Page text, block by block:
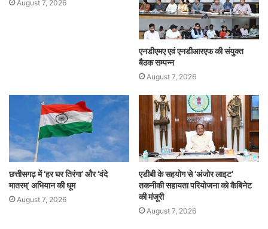
August 7, 2026
एनडीएमए एवं एनडीआरएफ की संयुक्त
बैठक सम्पन्न
August 7, 2026
छत्तीसगढ़ में ‘हर घर तिरंगा’ और ‘वंदे
मातरम्’ अभियान की धूम
August 7, 2026
एडीबी के सहयोग से ‘अंजोर लाइट’
तकनीकी सहायता परियोजना को कैबिनेट
की मंजूरी
August 7, 2026